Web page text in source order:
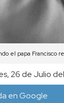
el papa Francisco
26 de Julio
en Google